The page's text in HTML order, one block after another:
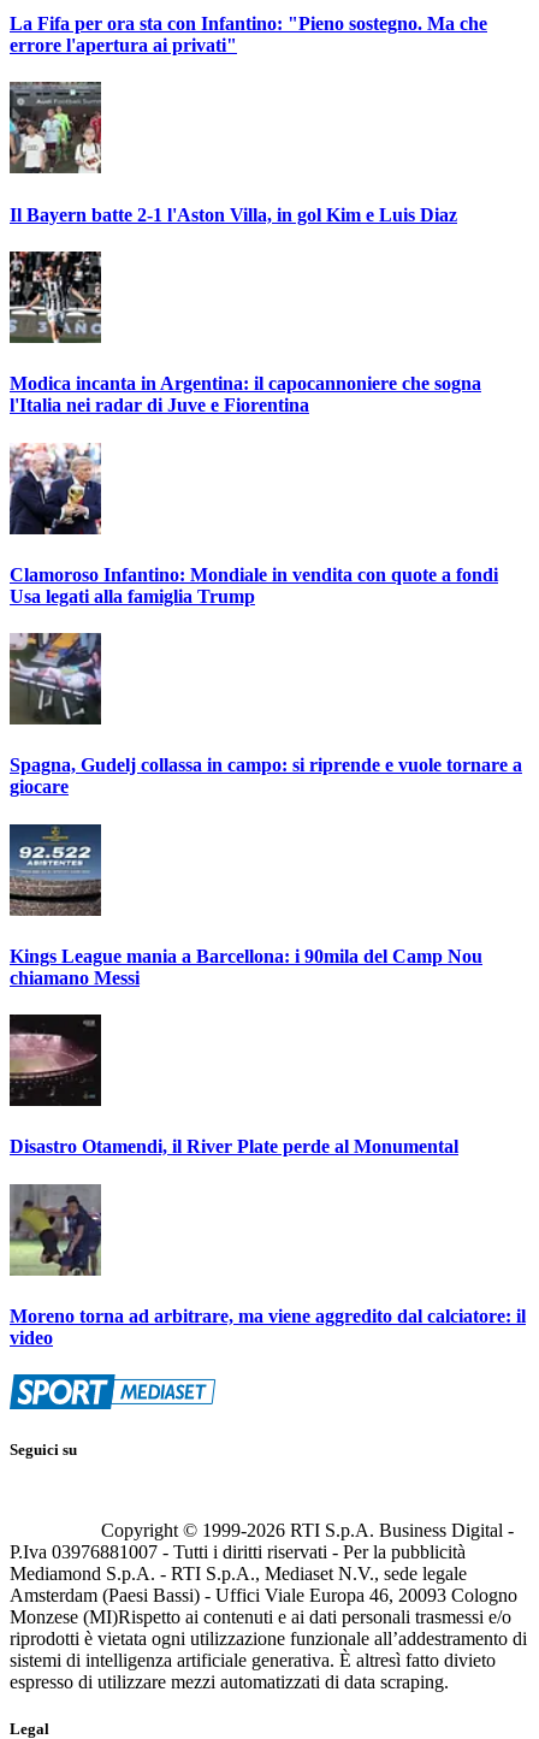
La Fifa per ora sta con Infantino: "Pieno sostegno. Ma che
errore l'apertura ai privati"
Il Bayern batte 2-1 l'Aston Villa, in gol Kim e Luis Diaz
Modica incanta in Argentina: il capocannoniere che sogna
l'Italia nei radar di Juve e Fiorentina
Clamoroso Infantino: Mondiale in vendita con quote a fondi
Usa legati alla famiglia Trump
Spagna, Gudelj collassa in campo: si riprende e vuole tornare a
giocare
Kings League mania a Barcellona: i 90mila del Camp Nou
chiamano Messi
Disastro Otamendi, il River Plate perde al Monumental
Moreno torna ad arbitrare, ma viene aggredito dal calciatore: il
video
Seguici su
Copyright © 1999-2026 RTI S.p.A. Business Digital -
P.Iva 03976881007 - Tutti i diritti riservati - Per la pubblicità
Mediamond S.p.A. - RTI S.p.A., Mediaset N.V., sede legale
Amsterdam (Paesi Bassi) - Uffici Viale Europa 46, 20093 Cologno
Monzese (MI)Rispetto ai contenuti e ai dati personali trasmessi e/o
riprodotti è vietata ogni utilizzazione funzionale all’addestramento di
sistemi di intelligenza artificiale generativa. È altresì fatto divieto
espresso di utilizzare mezzi automatizzati di data scraping.
Legal